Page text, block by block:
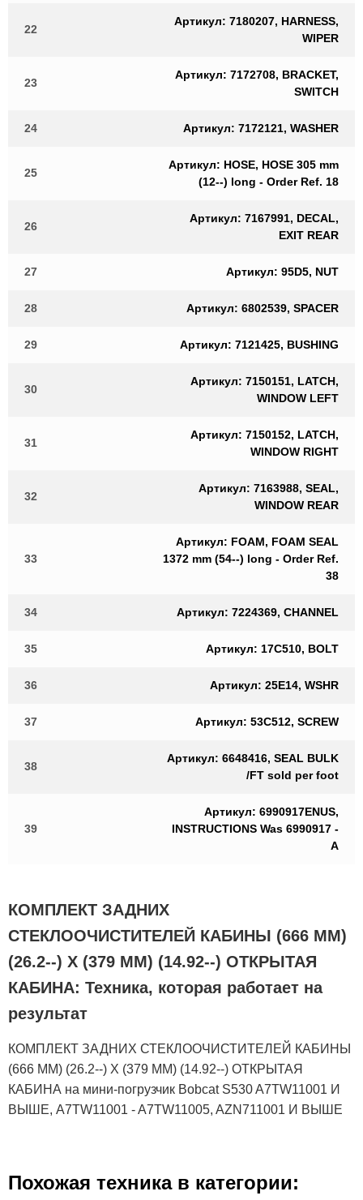
22
Артикул: 7180207, HARNESS,
WIPER
23
Артикул: 7172708, BRACKET,
SWITCH
24 Артикул: 7172121, WASHER
25
Артикул: HOSE, HOSE 305 mm
(12--) long - Order Ref. 18
26
Артикул: 7167991, DECAL,
EXIT REAR
27 Артикул: 95D5, NUT
28 Артикул: 6802539, SPACER
29 Артикул: 7121425, BUSHING
30
Артикул: 7150151, LATCH,
WINDOW LEFT
31
Артикул: 7150152, LATCH,
WINDOW RIGHT
32
Артикул: 7163988, SEAL,
WINDOW REAR
33
Артикул: FOAM, FOAM SEAL
1372 mm (54--) long - Order Ref.
38
34 Артикул: 7224369, CHANNEL
35 Артикул: 17C510, BOLT
36 Артикул: 25E14, WSHR
37 Артикул: 53C512, SCREW
38
Артикул: 6648416, SEAL BULK
/FT sold per foot
39
Артикул: 6990917ENUS,
INSTRUCTIONS Was 6990917 -
A
КОМПЛЕКТ ЗАДНИХ
СТЕКЛООЧИСТИТЕЛЕЙ КАБИНЫ (666 ММ)
(26.2--) X (379 ММ) (14.92--) ОТКРЫТАЯ
КАБИНА: Техника, которая работает на
результат
КОМПЛЕКТ ЗАДНИХ СТЕКЛООЧИСТИТЕЛЕЙ КАБИНЫ
(666 ММ) (26.2--) X (379 ММ) (14.92--) ОТКРЫТАЯ
КАБИНА на мини-погрузчик Bobcat S530 A7TW11001 И
ВЫШЕ, A7TW11001 - A7TW11005, AZN711001 И ВЫШЕ
Похожая техника в категории: